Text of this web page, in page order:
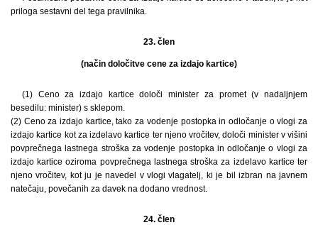
priloga sestavni del tega pravilnika.
23. člen
(način določitve cene za izdajo kartice)
(1) Ceno za izdajo kartice določi minister za promet (v nadaljnjem
besedilu: minister) s sklepom.
(2) Ceno za izdajo kartice, tako za vodenje postopka in odločanje o vlogi za
izdajo kartice kot za izdelavo kartice ter njeno vročitev, določi minister v višini
povprečnega lastnega stroška za vodenje postopka in odločanje o vlogi za
izdajo kartice oziroma povprečnega lastnega stroška za izdelavo kartice ter
njeno vročitev, kot ju je navedel v vlogi vlagatelj, ki je bil izbran na javnem
natečaju, povečanih za davek na dodano vrednost.
24. člen